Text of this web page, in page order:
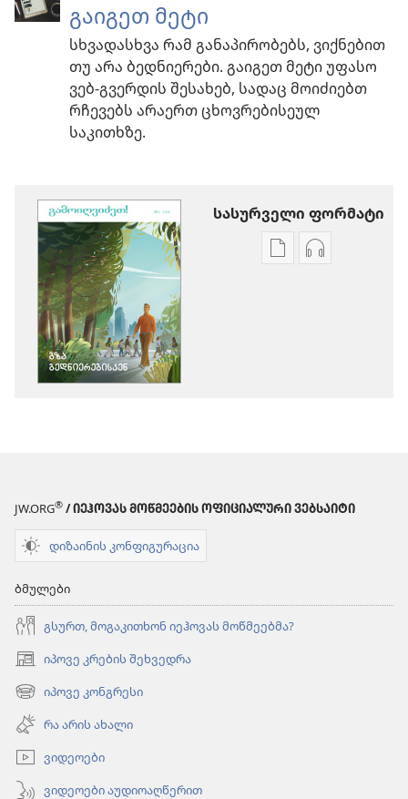
გაიგეთ მეტი
სხვადასხვა რამ განაპირობებს, ვიქნებით
თუ არა ბედნიერები. გაიგეთ მეტი უფასო
ვებ-გვერდის შესახებ, სადაც მოიძიებთ
რჩევებს არაერთ ცხოვრებისეულ
საკითხზე.
სასურველი ფორმატი
პუბლიკაციების
JW.ORG® / ᲘᲔᲰᲝᲕᲐᲡ ᲛᲝᲬᲛᲔᲔᲑᲘᲡ ᲝᲤᲘᲪᲘᲐᲚᲣᲠᲘ ᲕᲔᲑᲡᲐᲘᲢᲘ
დიზაინის კონფიგურაცია
ბმულები
გსურთ, მოგაკითხონ იეჰოვას მოწმეებმა?
იპოვე კრების შეხვედრა
(გაიხსნება
ახალი
ფანჯარა)
იპოვე კონგრესი
(გაიხსნება
ახალი
ფანჯარა)
რა არის ახალი
ვიდეოები
ვიდეოები აუდიოაღწერით